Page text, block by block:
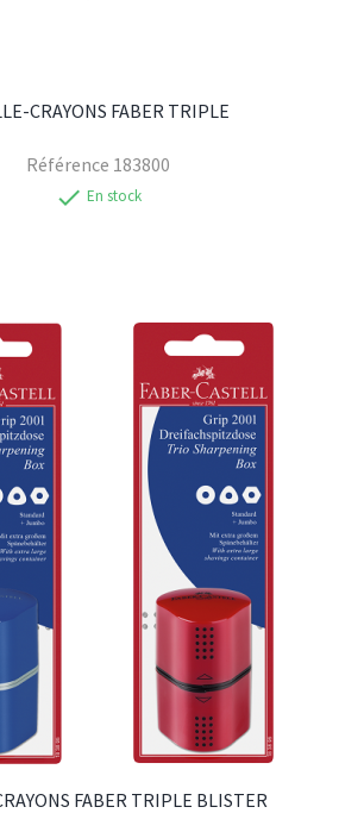
CRAYONS FABER TRIPLE
Référence 183800
check En stock
FABER TRIPLE BLISTER